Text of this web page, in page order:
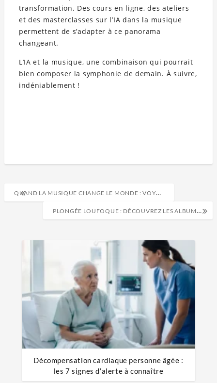
transformation. Des cours en ligne, des ateliers
et des masterclasses sur l’IA dans la musique
permettent de s’adapter à ce panorama
changeant.
L’IA et la musique, une combinaison qui pourrait
bien composer la symphonie de demain. À suivre,
indéniablement !
QUAND LA MUSIQUE CHANGE LE MONDE : VOYAGES AU CŒUR DE L’IMPACT SOCIAL
PLONGÉE LOUFOQUE : DÉCOUVREZ LES ALBUMS ABSURDES QUI VONT SECOUER VOS PLAYLISTS
Décompensation cardiaque personne âgée :
les 7 signes d’alerte à connaître